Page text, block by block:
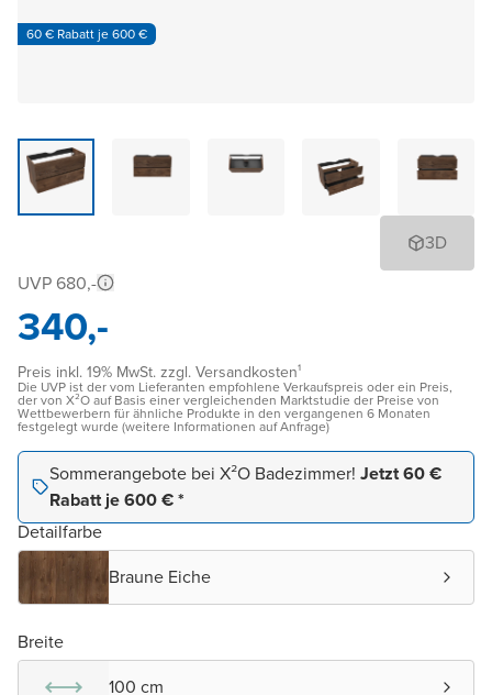
60 € Rabatt je 600 €
3D
UVP 680,-
340,-
Preis inkl. 19% MwSt. zzgl. Versandkosten¹
Die UVP ist der vom Lieferanten empfohlene Verkaufspreis oder ein Preis,
der von X²O auf Basis einer vergleichenden Marktstudie der Preise von
Wettbewerbern für ähnliche Produkte in den vergangenen 6 Monaten
festgelegt wurde (weitere Informationen auf Anfrage)
Sommerangebote bei X²O Badezimmer! Jetzt 60 €
Rabatt je 600 € *
Detailfarbe
Braune Eiche
Breite
100 cm